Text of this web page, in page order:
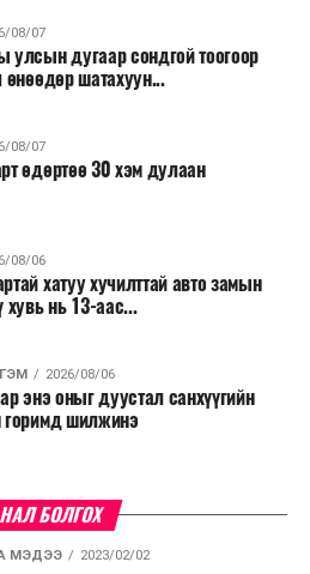
сайд Н.Учрал онцоллоо.
ерөнхийлөн захирагч нарт
зардлыг 20 хувиар бууруулах,
байх, аялал, амралт, зугаалга,
арга хэмжээг зохион
албанд шинэ орон тоо бий
шилжүүлэх, төрийн албан
цахимаар ажиллуулах арга
үүрэг болголоо.
эдийн засгийн нөхцөл
тохиолдолд эдгээр
сулруулах юм.
08/07
улсын дугаар сондгой тоогоор
өнөөдөр шатахуун...
08/07
өдөртөө 30 хэм дулаан
08/06
хатуу хучилттай авто замын
хувь нь 13-аас...
2026/08/06
энэ оныг дуустал санхүүгийн
горимд шилжинэ
БОЛГОХ
МЭДЭЭ 2023/02/02